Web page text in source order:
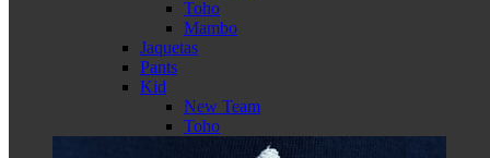
Toho
Mambo
Jaquetas
Pants
Kid
New Team
Toho